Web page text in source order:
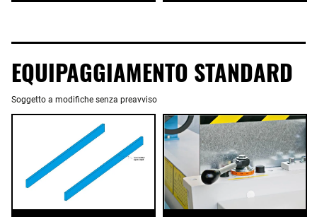
EQUIPAGGIAMENTO STANDARD
Soggetto a modifiche senza preavviso